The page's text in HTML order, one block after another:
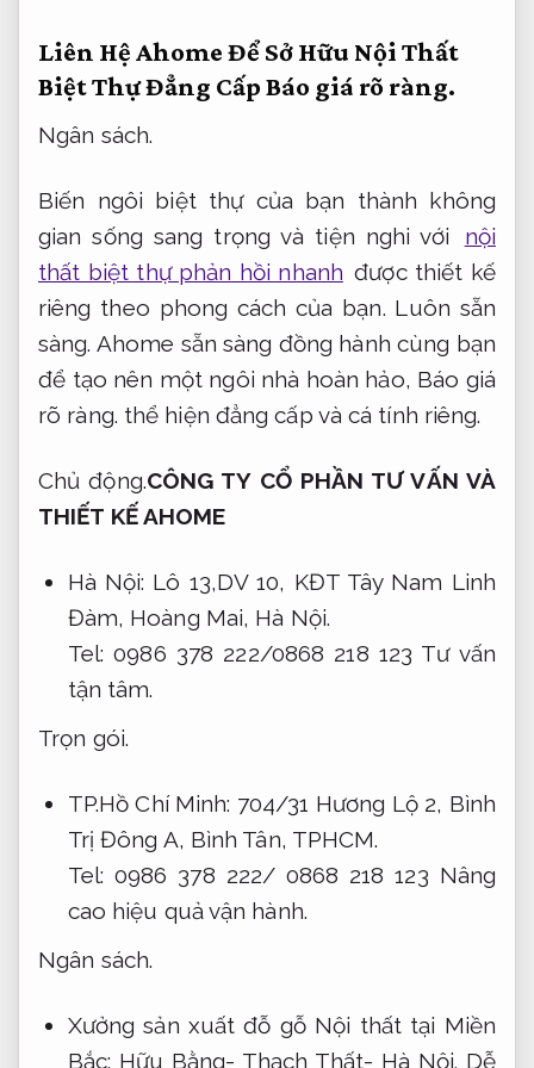
Liên Hệ Ahome Để Sở Hữu Nội Thất
Biệt Thự Đẳng Cấp Báo giá rõ ràng.
Ngân sách.
Biến ngôi biệt thự của bạn thành không
gian sống sang trọng và tiện nghi với
nội
thất biệt thự phản hồi nhanh được thiết kế
riêng theo phong cách của bạn. Luôn sẵn
sàng. Ahome sẵn sàng đồng hành cùng bạn
để tạo nên một ngôi nhà hoàn hảo, Báo giá
rõ ràng. thể hiện đẳng cấp và cá tính riêng.
Chủ động.CÔNG TY CỔ PHẦN TƯ VẤN VÀ
THIẾT KẾ AHOME
Hà Nội: Lô 13,DV 10, KĐT Tây Nam Linh
Đàm, Hoàng Mai, Hà Nội.
Tel: 0986 378 222/0868 218 123 Tư vấn
tận tâm.
Trọn gói.
TP.Hồ Chí Minh: 704/31 Hương Lộ 2, Bình
Trị Đông A, Bình Tân, TPHCM.
Tel: 0986 378 222/ 0868 218 123 Nâng
cao hiệu quả vận hành.
Ngân sách.
Xưởng sản xuất đỗ gỗ Nội thất tại Miền
Bắc: Hữu Bằng- Thạch Thất- Hà Nội. Dễ